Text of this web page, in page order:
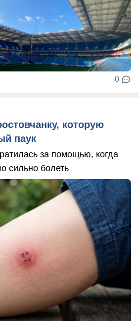
0
которую
паук
за помощью, когда
сильно болеть